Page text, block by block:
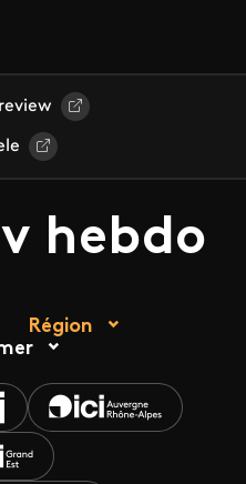
hebdo
Région